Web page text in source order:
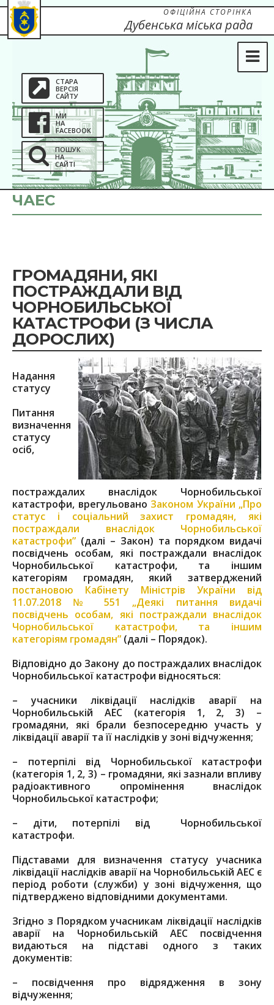
СТАРА
ВЕРСІЯ
САЙТУ
МИ
НА
FACEBOOK
ПОШУК
НА
САЙТІ
ОФІЦІЙНА СТОРІНКА
Дубенська міська рада
ЧАЕС
ГРОМАДЯНИ, ЯКІ
ПОСТРАЖДАЛИ ВІД
ЧОРНОБИЛЬСЬКОЇ
КАТАСТРОФИ (З ЧИСЛА
ДОРОСЛИХ)
Надання
статусу
Питання
визначення
статусу
осіб,
постраждалих внаслідок Чорнобильської
катастрофи, врегульовано Законом України „Про
статус і соціальний захист громадян, які
постраждали внаслідок Чорнобильської
катастрофи” (далі – Закон) та порядком видачі
посвідчень особам, які постраждали внаслідок
Чорнобильської катастрофи, та іншим
категоріям громадян, який затверджений
постановою Кабінету Міністрів України від
11.07.2018 № 551 „Деякі питання видачі
посвідчень особам, які постраждали внаслідок
Чорнобильської катастрофи, та іншим
категоріям громадян” (далі – Порядок).
Відповідно до Закону до постраждалих внаслідок
Чорнобильської катастрофи відносяться:
– учасники ліквідації наслідків аварії на
Чорнобильській АЕС (категорія 1, 2, 3) –
громадяни, які брали безпосередню участь у
ліквідації аварії та її наслідків у зоні відчуження;
– потерпілі від Чорнобильської катастрофи
(категорія 1, 2, 3) – громадяни, які зазнали впливу
радіоактивного опромінення внаслідок
Чорнобильської катастрофи;
– діти, потерпілі від Чорнобильської
катастрофи.
Підставами для визначення статусу учасника
ліквідації наслідків аварії на Чорнобильській АЕС є
період роботи (служби) у зоні відчуження, що
підтверджено відповідними документами.
Згідно з Порядком учасникам ліквідації наслідків
аварії на Чорнобильській АЕС посвідчення
видаються на підставі одного з таких
документів:
– посвідчення про відрядження в зону
відчуження;